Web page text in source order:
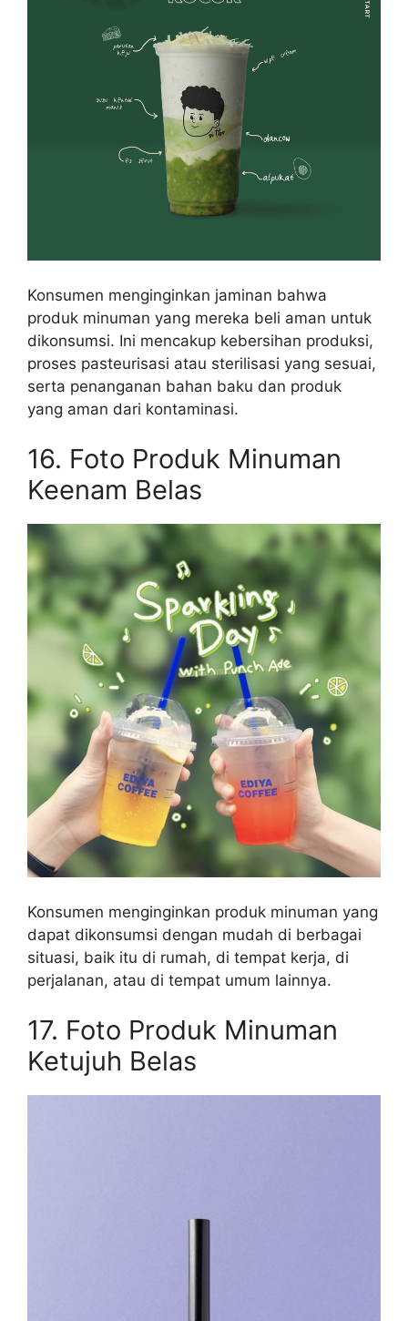
Konsumen menginginkan jaminan bahwa
produk minuman yang mereka beli aman untuk
dikonsumsi. Ini mencakup kebersihan produksi,
proses pasteurisasi atau sterilisasi yang sesuai,
serta penanganan bahan baku dan produk
yang aman dari kontaminasi.
16. Foto Produk Minuman
Keenam Belas
Konsumen menginginkan produk minuman yang
dapat dikonsumsi dengan mudah di berbagai
situasi, baik itu di rumah, di tempat kerja, di
perjalanan, atau di tempat umum lainnya.
17. Foto Produk Minuman
Ketujuh Belas